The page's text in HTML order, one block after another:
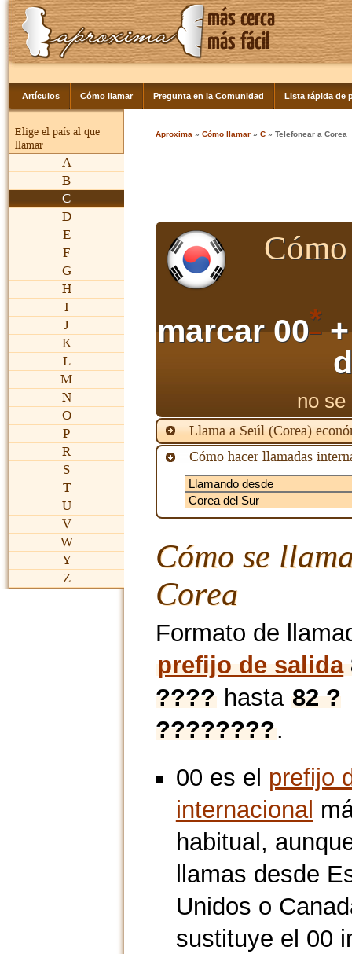
Artículos Cómo llamar Pregunta en la Comunidad Lista rápida de
Elige el país al que
llamar
A
B
C
D
E
F
G
H
I
J
K
L
M
N
O
P
R
S
T
U
V
W
Y
Z
Aproxima »Cómo llamar »C » Telefonear a Corea
marcar 00*+
no
Llama a Seúl (Corea)
Cómo hacer llamadas
Cómo se
Corea
Formato de
prefijo de salida
???? hasta82 ?
????????.
00 es el prefijo
internacional
habitual,
llamas desde
Unidos o
sustituye el 00